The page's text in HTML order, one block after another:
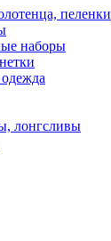
пеленки
наборы
лонгсливы